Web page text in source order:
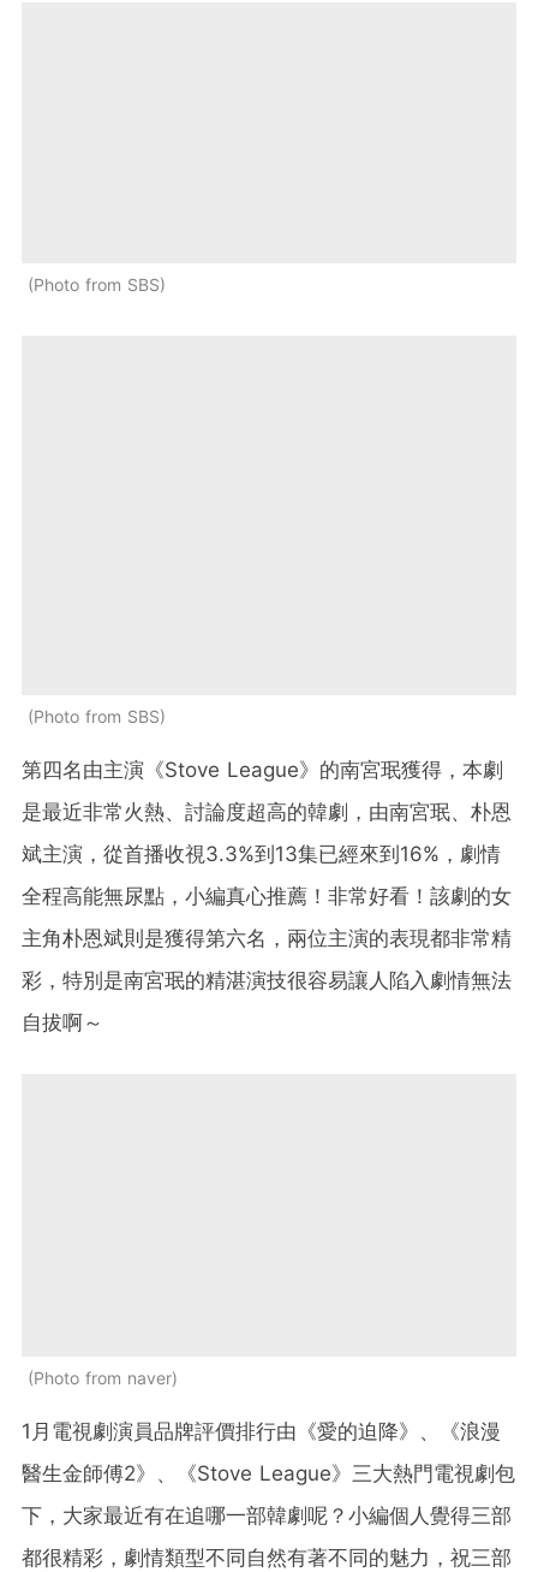
Photo from SBS
Photo from SBS
第四名由主演《Stove League》的南宮珉獲得，本劇
是最近非常火熱、討論度超高的韓劇，由南宮珉、朴恩
斌主演，從首播收視3.3%到13集已經來到16%，劇情
全程高能無尿點，小編真心推薦！非常好看！該劇的女
主角朴恩斌則是獲得第六名，兩位主演的表現都非常精
彩，特別是南宮珉的精湛演技很容易讓人陷入劇情無法
自拔啊～
Photo from naver
1月電視劇演員品牌評價排行由《愛的迫降》、《浪漫
醫生金師傅2》、《Stove League》三大熱門電視劇包
下，大家最近有在追哪一部韓劇呢？小編個人覺得三部
都很精彩，劇情類型不同自然有著不同的魅力，祝三部